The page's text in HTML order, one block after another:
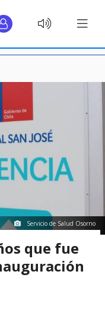
Servicio de Salud Osorno
que fue